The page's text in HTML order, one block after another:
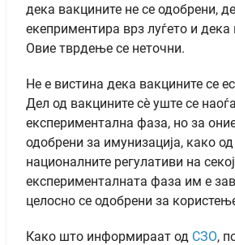
дека вакцините не се одобрени,
екеприментира врз луѓето и дека
Овие тврдење се неточни.
Не е вистина дека вакцините се
Дел од вакцините сè уште се
експериментална фаза, но за
одобрени за имунизација, како
националните регулативи на
експерименталната фаза им е
целосно се одобрени за
Како што информираат од СЗО,